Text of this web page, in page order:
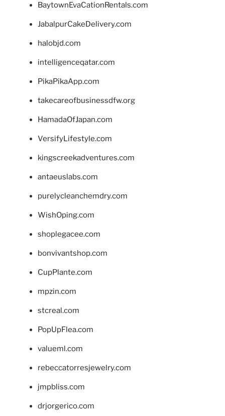
BaytownEvaCationRentals.com
JabalpurCakeDelivery.com
halobjd.com
intelligenceqatar.com
PikaPikaApp.com
takecareofbusinessdfw.org
HamadaOfJapan.com
VersifyLifestyle.com
kingscreekadventures.com
antaeuslabs.com
purelycleanchemdry.com
WishOping.com
shoplegacee.com
bonvivantshop.com
CupPlante.com
mpzin.com
stcreal.com
PopUpFlea.com
valueml.com
rebeccatorresjewelry.com
jmpbliss.com
drjorgerico.com